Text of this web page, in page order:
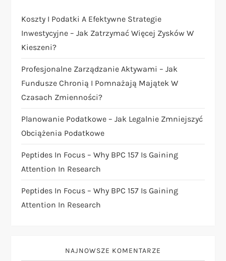
a
w
p
i
s
u
Koszty I Podatki A Efektywne Strategie
Inwestycyjne – Jak Zatrzymać Więcej Zysków W
Kieszeni?
Profesjonalne Zarządzanie Aktywami – Jak
Fundusze Chronią I Pomnażają Majątek W
Czasach Zmienności?
Planowanie Podatkowe – Jak Legalnie Zmniejszyć
Obciążenia Podatkowe
Peptides In Focus – Why BPC 157 Is Gaining
Attention In Research
Peptides In Focus – Why BPC 157 Is Gaining
Attention In Research
NAJNOWSZE KOMENTARZE